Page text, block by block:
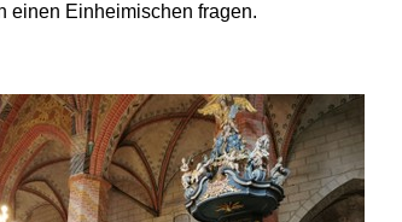
einen Einheimischen fragen.